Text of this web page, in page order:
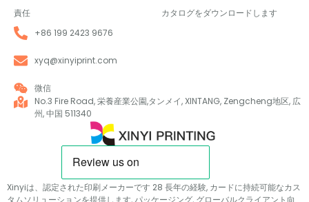
Xinyiは、認定された印刷メーカーです 28 長年の経験, カードに持続可能なカス
責任
カタログをダウンロードします
+86 199 2423 9676
xyq@xinyiprint.com
微信
No.3 Fire Road, 栄養産業公園,タンメイ, XINTANG, Zengcheng地区, 広
州, 中国 511340